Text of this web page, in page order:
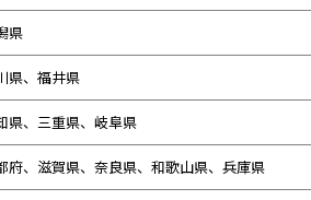
県
県、 福井県
県、 三重県、 岐阜県
府、滋賀県、奈良県、和歌山県、兵庫県